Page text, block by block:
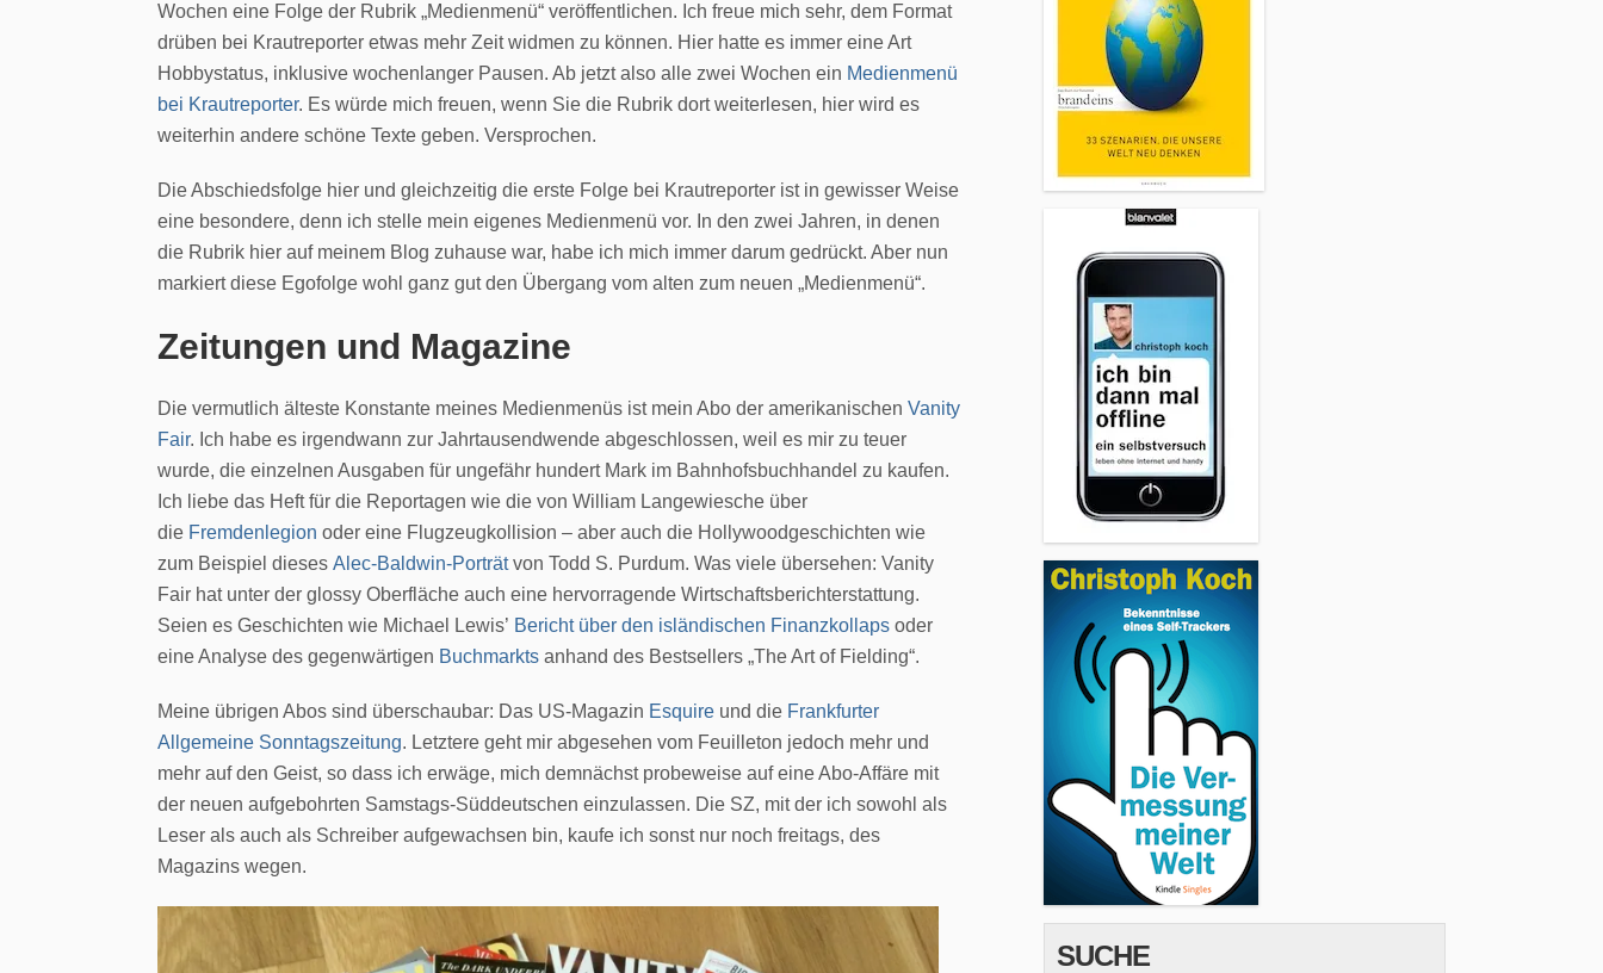
Wochen eine Folge der Rubrik „Medienmenü“ veröffentlichen. Ich freue mich sehr, dem Format
drüben bei Krautreporter etwas mehr Zeit widmen zu können. Hier hatte es immer eine Art
Hobbystatus, inklusive wochenlanger Pausen. Ab jetzt also alle zwei Wochen ein Medienmenü
bei Krautreporter. Es würde mich freuen, wenn Sie die Rubrik dort weiterlesen, hier wird es
weiterhin andere schöne Texte geben. Versprochen.
Die Abschiedsfolge hier und gleichzeitig die erste Folge bei Krautreporter ist in gewisser Weise
eine besondere, denn ich stelle mein eigenes Medienmenü vor. In den zwei Jahren, in denen
die Rubrik hier auf meinem Blog zuhause war, habe ich mich immer darum gedrückt. Aber nun
markiert diese Egofolge wohl ganz gut den Übergang vom alten zum neuen „Medienmenü“.
Zeitungen und Magazine
Die vermutlich älteste Konstante meines Medienmenüs ist mein Abo der amerikanischen Vanity
Fair. Ich habe es irgendwann zur Jahrtausendwende abgeschlossen, weil es mir zu teuer
wurde, die einzelnen Ausgaben für ungefähr hundert Mark im Bahnhofsbuchhandel zu kaufen.
Ich liebe das Heft für die Reportagen wie die von William Langewiesche über
die Fremdenlegion oder eine Flugzeugkollision – aber auch die Hollywoodgeschichten wie
zum Beispiel dieses Alec-Baldwin-Porträtvon Todd S. Purdum. Was viele übersehen: Vanity
Fair hat unter der glossy Oberfläche auch eine hervorragende Wirtschaftsberichterstattung.
Seien es Geschichten wie Michael Lewis’ Bericht über den isländischen Finanzkollaps oder
eine Analyse des gegenwärtigen Buchmarkts anhand des Bestsellers „The Art of Fielding“.
Meine übrigen Abos sind überschaubar: Das US-Magazin Esquire und die Frankfurter
Allgemeine Sonntagszeitung. Letztere geht mir abgesehen vom Feuilleton jedoch mehr und
mehr auf den Geist, so dass ich erwäge, mich demnächst probeweise auf eine Abo-Affäre mit
der neuen aufgebohrten Samstags-Süddeutschen einzulassen. Die SZ, mit der ich sowohl als
Leser als auch als Schreiber aufgewachsen bin, kaufe ich sonst nur noch freitags, des
Magazins wegen.
SUCHE